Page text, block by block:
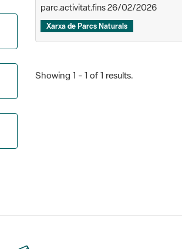
Xarxa de Parcs Naturals